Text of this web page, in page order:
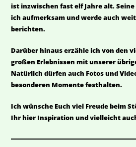
ist inzwischen fast elf Jahre alt.
ich aufmerksam und werde auch
berichten.
Darüber hinaus erzähle ich von den
großen Erlebnissen mit unserer
Natürlich dürfen auch Fotos und
besonderen Momente festhalten.
Ich wünsche Euch viel Freude beim
Ihr hier Inspiration und vielleicht